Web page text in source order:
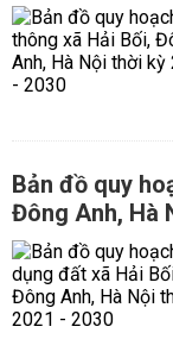
Bản đồ quy
Đông Anh, Hà